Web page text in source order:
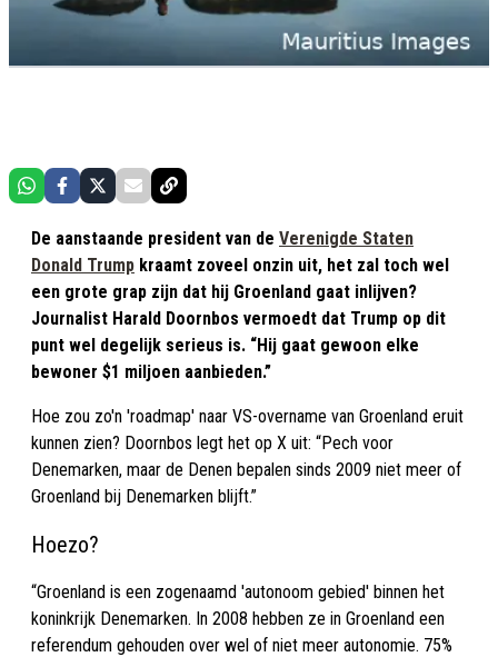
De aanstaande president van de Verenigde Staten
Donald Trump kraamt zoveel onzin uit, het zal toch wel
een grote grap zijn dat hij Groenland gaat inlijven?
Journalist Harald Doornbos vermoedt dat Trump op dit
punt wel degelijk serieus is. “Hij gaat gewoon elke
bewoner $1 miljoen aanbieden.”
Hoe zou zo'n 'roadmap' naar VS-overname van Groenland eruit
kunnen zien? Doornbos legt het op X uit: “Pech voor
Denemarken, maar de Denen bepalen sinds 2009 niet meer of
Groenland bij Denemarken blijft.”
Hoezo?
“Groenland is een zogenaamd 'autonoom gebied' binnen het
koninkrijk Denemarken. In 2008 hebben ze in Groenland een
referendum gehouden over wel of niet meer autonomie. 75%